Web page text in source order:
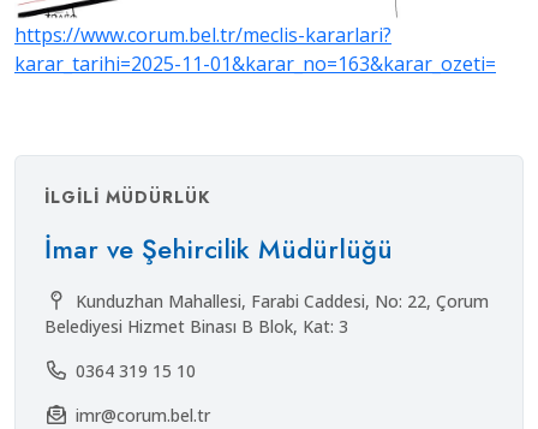
https://www.corum.bel.tr/meclis-kararlari?
karar_tarihi=2025-11-01&karar_no=163&karar_ozeti=
İLGILI MÜDÜRLÜK
İmar ve Şehircilik Müdürlüğü
Kunduzhan Mahallesi, Farabi Caddesi, No: 22, Çorum
Belediyesi Hizmet Binası B Blok, Kat: 3
0364 319 15 10
imr@corum.bel.tr